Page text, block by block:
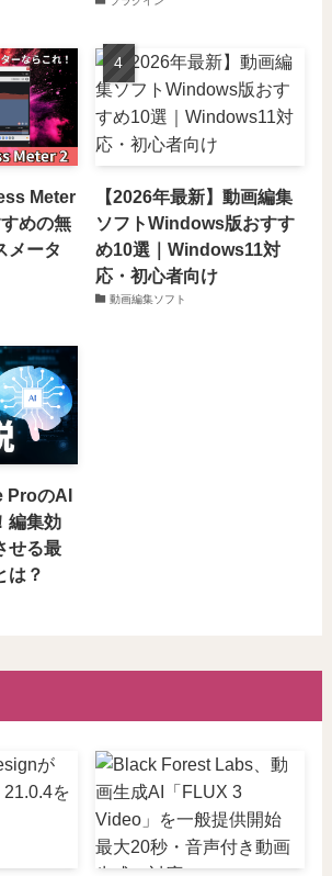
Meter
めの無
メータ
【2026年最新】動画編集
ソフトWindows版おすす
め10選｜Windows11対
応・初心者向け
動画編集ソフト
ProのAI
編集効
せる最
は？